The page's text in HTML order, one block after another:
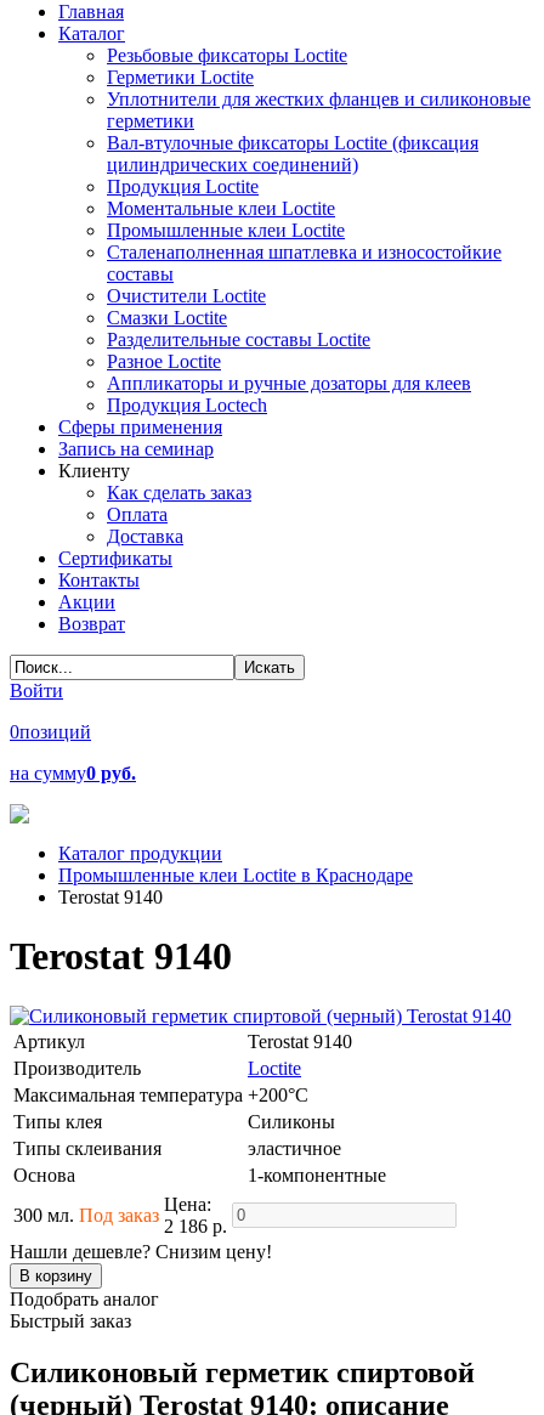
Главная
Каталог
Резьбовые фиксаторы Loctite
Герметики Loctite
Уплотнители для жестких фланцев и силиконовые
герметики
Вал-втулочные фиксаторы Loctite (фиксация
цилиндрических соединений)
Продукция Loctite
Моментальные клеи Loctite
Промышленные клеи Loctite
Сталенаполненная шпатлевка и износостойкие
составы
Очистители Loctite
Смазки Loctite
Разделительные составы Loctite
Разное Loctite
Аппликаторы и ручные дозаторы для клеев
Продукция Loctech
Сферы применения
Запись на семинар
Клиенту
Как сделать заказ
Оплата
Доставка
Сертификаты
Контакты
Акции
Возврат
Войти
0позиций
на сумму0 руб.
Каталог продукции
Промышленные клеи Loctite в Краснодаре
Terostat 9140
Terostat 9140
Артикул
Terostat 9140
Производитель
Loctite
Максимальная температура +200°C
Типы клея
Силиконы
Типы склеивания
эластичное
Основа
1-компонентные
300 мл. Под заказ
Цена:
2 186 р.
Нашли дешевле? Снизим цену!
Подобрать аналог
Быстрый заказ
Силиконовый герметик спиртовой
(черный) Terostat 9140: описание